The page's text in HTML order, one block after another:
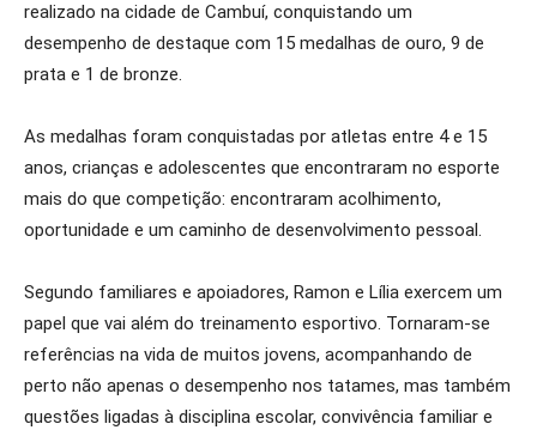
realizado na cidade de Cambuí, conquistando um
desempenho de destaque com 15 medalhas de ouro, 9 de
prata e 1 de bronze.
As medalhas foram conquistadas por atletas entre 4 e 15
anos, crianças e adolescentes que encontraram no esporte
mais do que competição: encontraram acolhimento,
oportunidade e um caminho de desenvolvimento pessoal.
Segundo familiares e apoiadores, Ramon e Lília exercem um
papel que vai além do treinamento esportivo. Tornaram-se
referências na vida de muitos jovens, acompanhando de
perto não apenas o desempenho nos tatames, mas também
questões ligadas à disciplina escolar, convivência familiar e